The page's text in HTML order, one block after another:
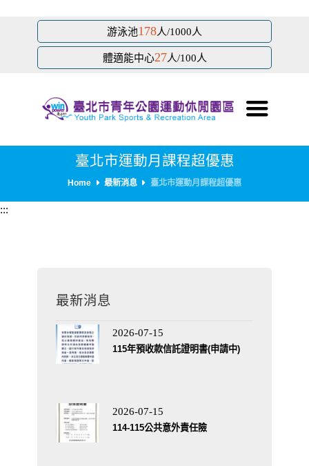
游泳池178人/1000人
體適能中心27人/100人
臺北市運動月課程超優惠
Home 最新消息 臺北市運動月課程超優惠
:::
最新消息
2026-07-15
115年預收款信託證明書(申請中)
2026-07-15
114-115公共意外責任險